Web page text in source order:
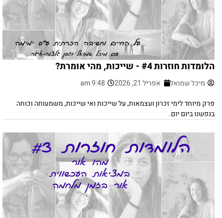
הלומדות חוזרות #4 - שייכות, מהי אומרת?
מיכל שמואל אפריל 21, 2026
9:48 am
פרק מיוחד לימי זכרון ועצמאות, על שייכות ואי שייכות, משמעותה וכוחה
בנפשנו ביום יום.